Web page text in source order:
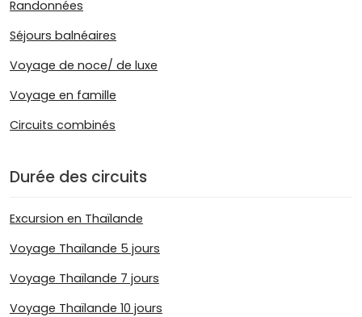
Randonnées
Séjours balnéaires
Voyage de noce/ de luxe
Voyage en famille
Circuits combinés
Durée des circuits
Excursion en Thaïlande
Voyage Thaïlande 5 jours
Voyage Thaïlande 7 jours
Voyage Thaïlande 10 jours